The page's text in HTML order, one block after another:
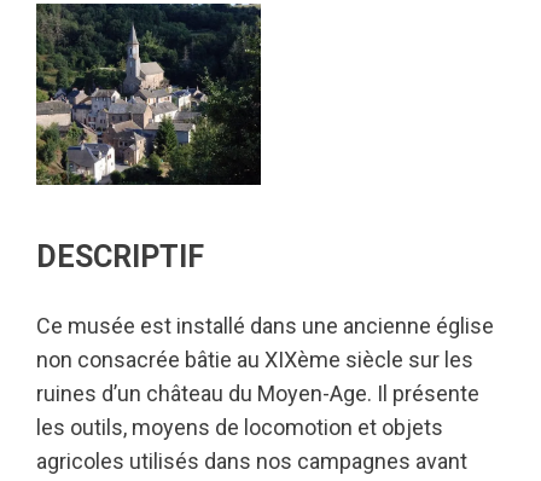
DESCRIPTIF
Ce musée est installé dans une ancienne église
non consacrée bâtie au XIXème siècle sur les
ruines d’un château du Moyen-Age. Il présente
les outils, moyens de locomotion et objets
agricoles utilisés dans nos campagnes avant